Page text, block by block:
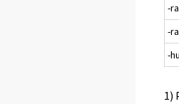
-
-
-
1)